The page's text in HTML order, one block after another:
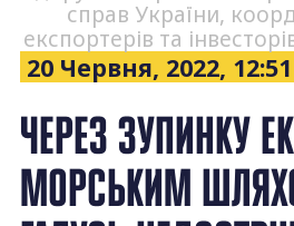
справ України,
експортерів та
20 Червня, 2022, 12:51
ЧЕРЕЗ ЗУПИНКУ
МОРСЬКИМ